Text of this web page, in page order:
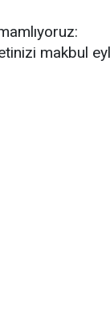
makbul